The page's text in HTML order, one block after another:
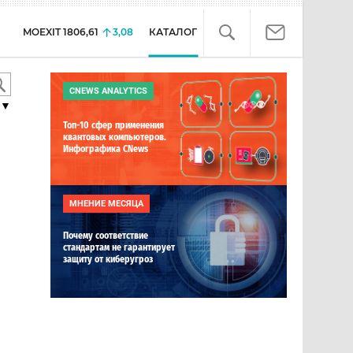
MOEXIT 1806,61 3,08 КАТАЛОГ
CNEWS ANALYTICS
Топ-10 сфер применения
квантовых компьютеров.
Инфографика CNews
МНЕНИЕ МЕСЯЦА
Почему соответствие
стандартам не гарантирует
защиту от киберугроз